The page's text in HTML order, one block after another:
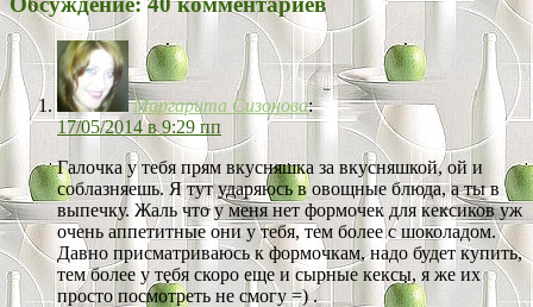
Маргарита Сизонова:
17/05/2014 в 9:29 пп
Галочка у тебя прям вкусняшка за вкусняшкой, ой и
соблазняешь. Я тут ударяюсь в овощные блюда, а ты в
выпечку. Жаль что у меня нет формочек для кексиков уж
очень аппетитные они у тебя, тем более с шоколадом.
Давно присматриваюсь к формочкам, надо будет купить,
тем более у тебя скоро еще и сырные кексы, я же их
просто посмотреть не смогу =) .